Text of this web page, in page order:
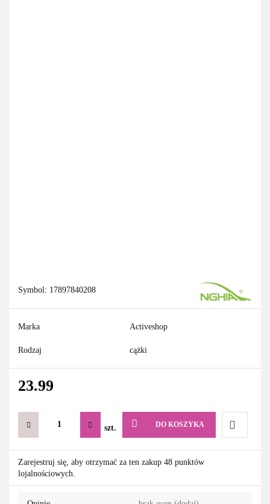
Symbol: 17897840208
Marka Activeshop
Rodzaj cążki
23.99
szt. DO KOSZYKA
Do
Zarejestruj się, aby otrzymać za ten zakup 48 punktów
lojalnościowych.